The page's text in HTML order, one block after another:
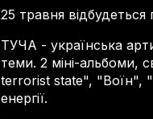
25 травня
ТУЧА - українська
теми. 2 міні-альбоми,
terrorist state", "Воїн",
енергії.